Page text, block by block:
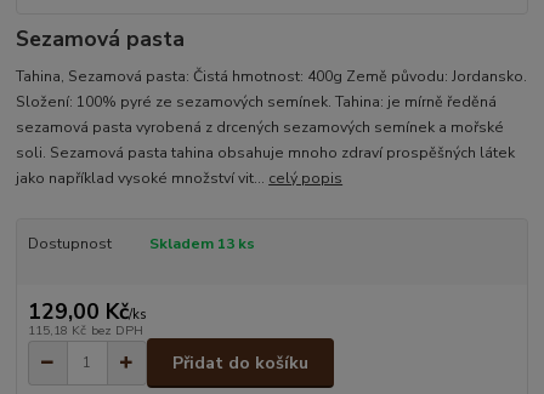
Sezamová pasta
Tahina, Sezamová pasta: Čistá hmotnost: 400g Země původu: Jordansko.
Složení: 100% pyré ze sezamových semínek. Tahina: je mírně ředěná
sezamová pasta vyrobená z drcených sezamových semínek a mořské
soli. Sezamová pasta tahina obsahuje mnoho zdraví prospěšných látek
jako například vysoké množství vit... celý popis
Dostupnost Skladem 13 ks
129,00 Kč/ks
115,18 Kč bez DPH
Přidat do košíku